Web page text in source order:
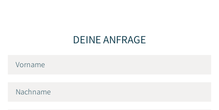
DEINE ANFRAGE